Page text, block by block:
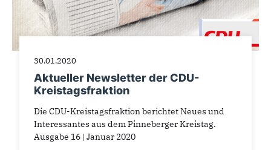
30.01.2020
Aktueller Newsletter der CDU-
Kreistagsfraktion
Die CDU-Kreistagsfraktion berichtet Neues und
Interessantes aus dem Pinneberger Kreistag.
Ausgabe 16 | Januar 2020